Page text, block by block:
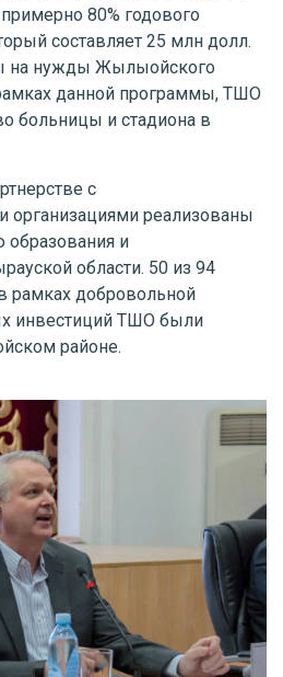
80% годового
составляет 25 млн долл.
на нужды Жылыойского
данной программы, ТШО
больницы и стадиона в
с
организациями реализованы
и
области. 50 из 94
рамках добровольной
инвестиций ТШО были
районе.